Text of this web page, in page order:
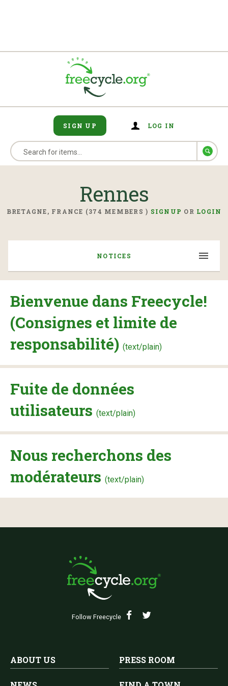
SIGN UP LOG IN
Rennes
BRETAGNE, FRANCE (374 MEMBERS ) SIGNUP OR LOGIN
NOTICES
Bienvenue dans Freecycle!
(Consignes et limite de
responsabilité) (text/plain)
Fuite de données
utilisateurs (text/plain)
Nous recherchons des
modérateurs (text/plain)
Follow Freecycle
ABOUT US PRESS ROOM